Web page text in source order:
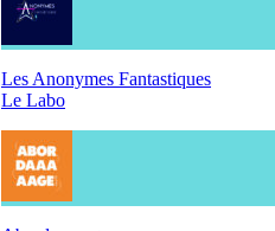
Les Anonymes Fantastiques
Le Labo